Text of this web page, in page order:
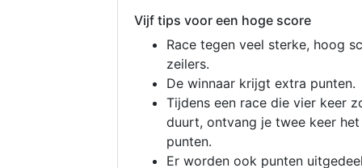
Vijf tips voor een hoge score
Race tegen veel sterke, hoog
zeilers.
De winnaar krijgt extra punten.
Tijdens een race die vier keer
duurt, ontvang je twee keer
punten.
Er worden ook punten